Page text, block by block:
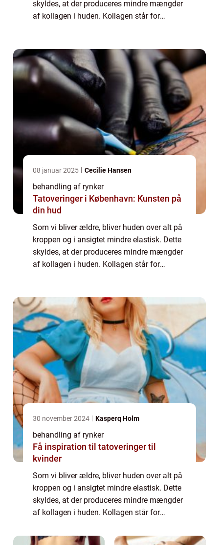
skyldes, at der produceres mindre mængder
af kollagen i huden. Kollagen står for
slapper...
08 januar 2025 Cecilie Hansen
behandling af rynker
Tatoveringer i København: Kunsten på
din hud
Som vi bliver ældre, bliver huden over alt på
kroppen og i ansigtet mindre elastisk. Dette
skyldes, at der produceres mindre mængder
af kollagen i huden. Kollagen står for
slapper...
30 november 2024 Kasperq Holm
behandling af rynker
Få inspiration til tatoveringer til
kvinder
Som vi bliver ældre, bliver huden over alt på
kroppen og i ansigtet mindre elastisk. Dette
skyldes, at der produceres mindre mængder
af kollagen i huden. Kollagen står for
kollagenet forsvinder vil vævet blive